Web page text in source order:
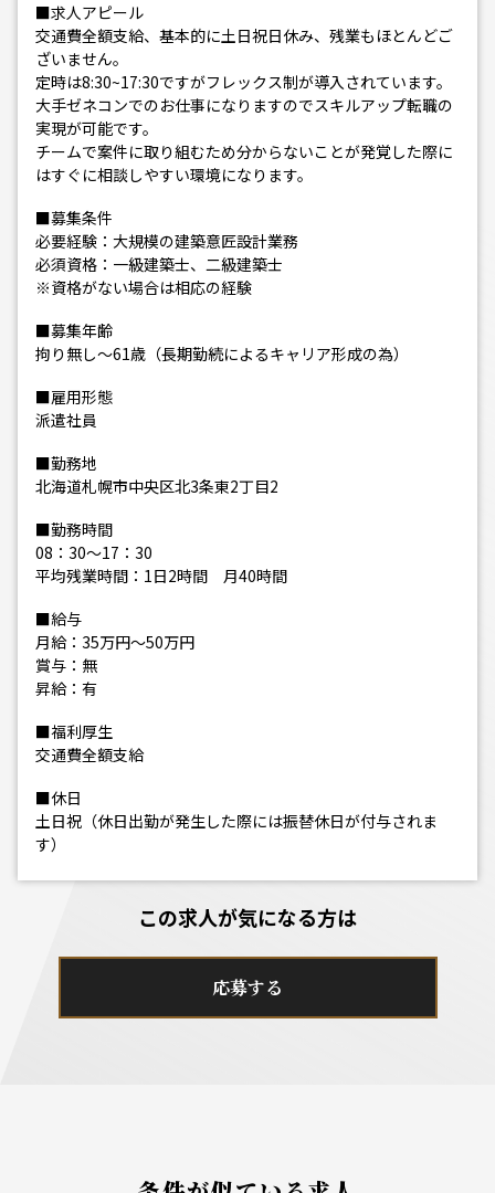
■求人アピール
交通費全額支給、基本的に土日祝日休み、残業もほとんどご
ざいません。
定時は8:30~17:30ですがフレックス制が導入されています。
大手ゼネコンでのお仕事になりますのでスキルアップ転職の
実現が可能です。
チームで案件に取り組むため分からないことが発覚した際に
はすぐに相談しやすい環境になります。
■募集条件
必要経験：大規模の建築意匠設計業務
必須資格：一級建築士、二級建築士
※資格がない場合は相応の経験
■募集年齢
拘り無し～61歳（長期勤続によるキャリア形成の為）
■雇用形態
派遣社員
■勤務地
北海道札幌市中央区北3条東2丁目2
■勤務時間
08：30～17：30
平均残業時間：1日2時間 月40時間
■給与
月給：35万円～50万円
賞与：無
昇給：有
■福利厚生
交通費全額支給
■休日
土日祝（休日出勤が発生した際には振替休日が付与されま
す）
この求人が気になる方は
応募する